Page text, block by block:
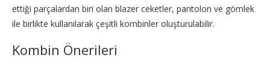
ettiği parçalardan biri olan blazer ceketler, pantolon ve gömlek
ile birlikte kullanılarak çeşitli kombinler oluşturulabilir.
Kombin Önerileri